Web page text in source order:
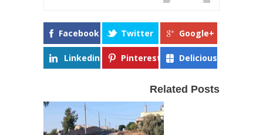
Facebook Twitter Google+
Linkedin Pinterest Delicious
Related Posts